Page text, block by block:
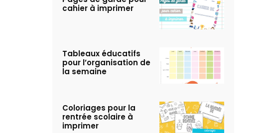
cahier à imprimer
Tableaux éducatifs
pour l’organisation de
la semaine
Coloriages pour la
rentrée scolaire à
imprimer